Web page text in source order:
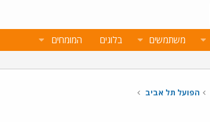
משתמשים בלוגים המומחים
הפועל תל אביב